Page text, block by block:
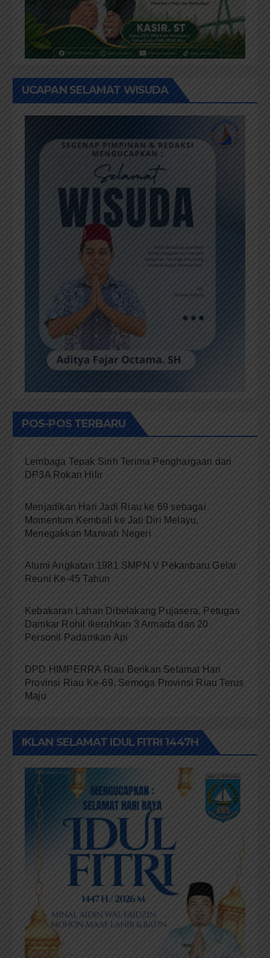
UCAPAN SELAMAT WISUDA
POS-POS TERBARU
Lembaga Tepak Sirih Terima Penghargaan dari
DP3A Rokan Hilir
Menjadikan Hari Jadi Riau ke 69 sebagai
Momentum Kembali ke Jati Diri Melayu,
Menegakkan Marwah Negeri
Alumi Angkatan 1981 SMPN V Pekanbaru Gelar
Reuni Ke-45 Tahun
Kebakaran Lahan Dibelakang Pujasera, Petugas
Damkar Rohil ikerahkan 3 Armada dan 20
Personil Padamkan Api
DPD HIMPERRA Riau Berikan Selamat Hari
Provinsi Riau Ke-69, Semoga Provinsi Riau Terus
Maju
IKLAN SELAMAT IDUL FITRI 1447H